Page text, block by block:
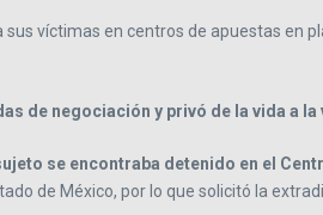
víctimas en centros de apuestas en
de negociación y privó de la vida a la
se encontraba detenido en el
de México, por lo que solicitó la